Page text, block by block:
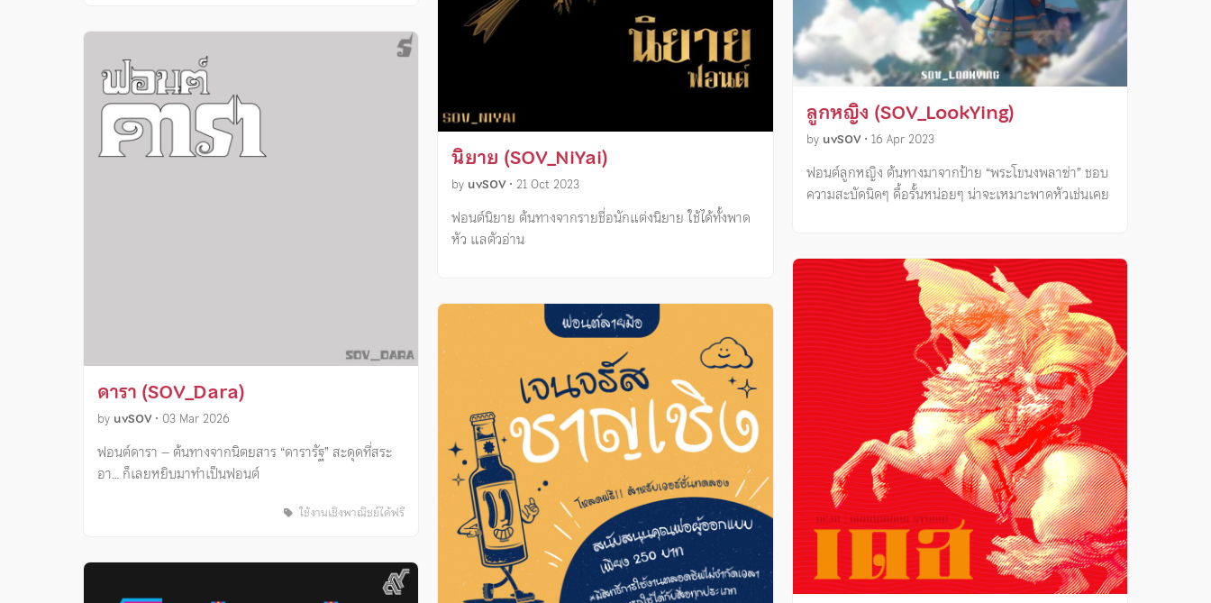
ดารา (SOV_Dara)
by uvSOV • 03 Mar 2026
ฟอนต์ดารา – ต้นทางจากนิตยสาร “ดารารัฐ” สะดุดที่สระ
อา… ก็เลยหยิบมาทำเป็นฟอนต์
ใช้งานเชิงพาณิชย์ได้ฟรี
นิยาย (SOV_NiYai)
by uvSOV • 21 Oct 2023
ฟอนต์นิยาย ต้นทางจากรายชื่อนักแต่งนิยาย ใช้ได้ทั้งพาด
หัว แลตัวอ่าน
ลูกหญิง (SOV_LookYing)
by uvSOV• 16 Apr 2023
ฟอนต์ลูกหญิง ต้นทางมาจากป้าย “พระโขนงพลาซ่า” ชอบ
ความสะบัดนิดๆ ดื้อรั้นหน่อยๆ น่าจะเหมาะพาดหัวเช่นเคย